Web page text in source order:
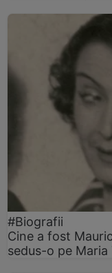
#Biografii
Cine a fost
sedus-o pe Maria